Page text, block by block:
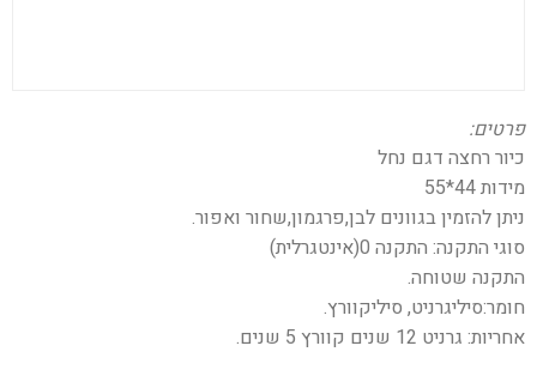
פרטים:
כיור רחצה דגם נחל
מידות 44*55
ניתן להזמין בגוונים לבן,פרגמון,שחור ואפור.
סוגי התקנה: התקנה 0(אינטגרלית)
התקנה שטוחה.
חומר:סיליגרניט, סיליקוורץ.
אחריות: גרניט 12 שנים קוורץ 5 שנים.